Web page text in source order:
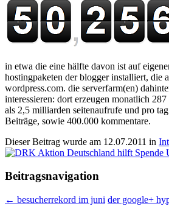
in etwa die eine hälfte davon ist auf
hostingpaketen der blogger installiert, die
wordpress.com. die serverfarm(en)
interessieren: dort erzeugen monatlich
als 2,5 milliarden seitenaufrufe und pro
Beiträge, sowie 400.000 kommentare.
Dieser Beitrag wurde am 12.07.2011 in
Beitragsnavigation
← besucherrekord im juni der google+